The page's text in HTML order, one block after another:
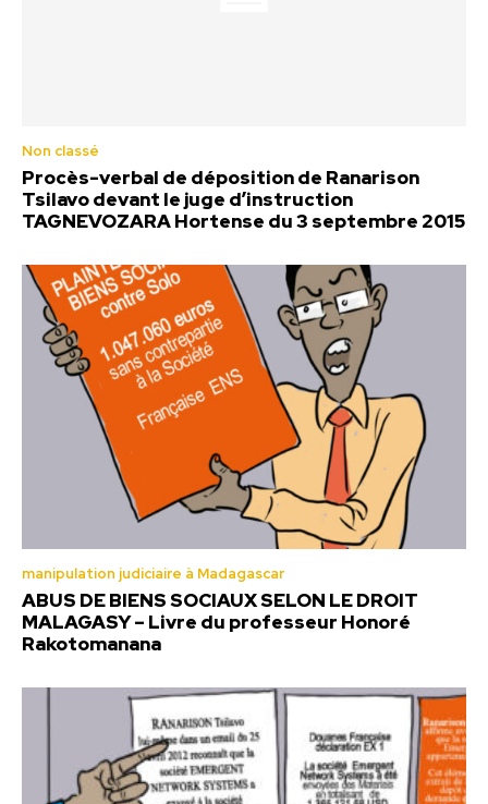
Non classé
Procès-verbal de déposition de Ranarison
Tsilavo devant le juge d’instruction
TAGNEVOZARA Hortense du 3 septembre 2015
manipulation judiciaire à Madagascar
ABUS DE BIENS SOCIAUX SELON LE DROIT
MALAGASY – Livre du professeur Honoré
Rakotomanana